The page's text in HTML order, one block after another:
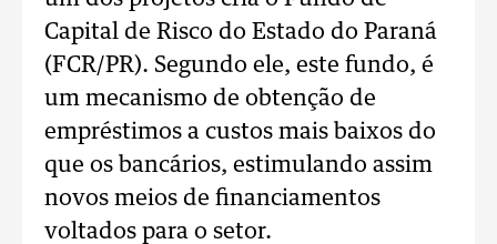
Capital de Risco do Estado do Paraná
(FCR/PR). Segundo ele, este fundo, é
um mecanismo de obtenção de
empréstimos a custos mais baixos do
que os bancários, estimulando assim
novos meios de financiamentos
voltados para o setor.